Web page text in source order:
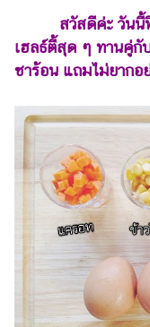
แต่งงาน
และ
เด็ก
สัตว์
เลี้ยง
Infographic
บริการ
แอปฯ
กระปุก
สวัสดีค่ะ วัน
เฮลธ์ตี้สุด ๆ ทานคู่กั
ชาร้อน แถมไม่ยากอ